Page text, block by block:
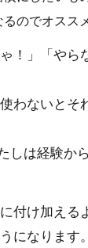
のでオスス
！」「やら
わないとそ
しは経験か
付け加える
になります。